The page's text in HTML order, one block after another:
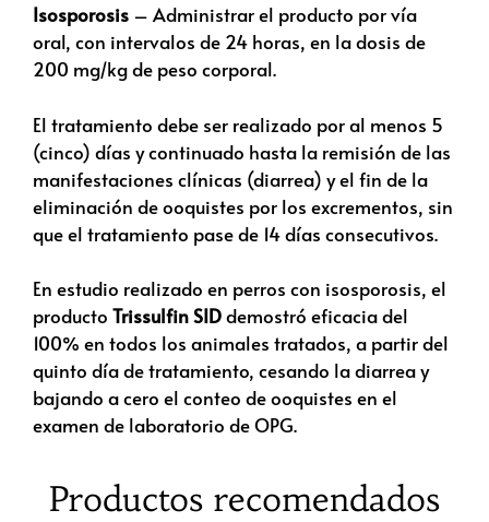
Isosporosis – Administrar el producto por vía
oral, con intervalos de 24 horas, en la dosis de
200 mg/kg de peso corporal.
El tratamiento debe ser realizado por al menos 5
(cinco) días y continuado hasta la remisión de las
manifestaciones clínicas (diarrea) y el fin de la
eliminación de ooquistes por los excrementos, sin
que el tratamiento pase de 14 días consecutivos.
En estudio realizado en perros con isosporosis, el
producto Trissulfin SIDdemostró eficacia del
100% en todos los animales tratados, a partir del
quinto día de tratamiento, cesando la diarrea y
bajando a cero el conteo de ooquistes en el
examen de laboratorio de OPG.
Productos recomendados